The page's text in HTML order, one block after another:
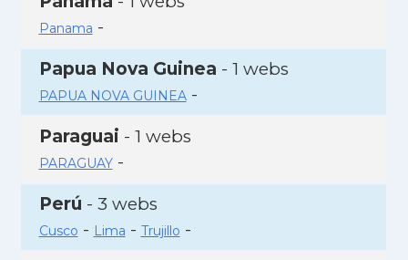
Panama -
Papua Nova Guinea - 1 webs
PAPUA NOVA GUINEA-
Paraguai - 1 webs
PARAGUAY-
Perú - 3 webs
Cusco - Lima - Trujillo -